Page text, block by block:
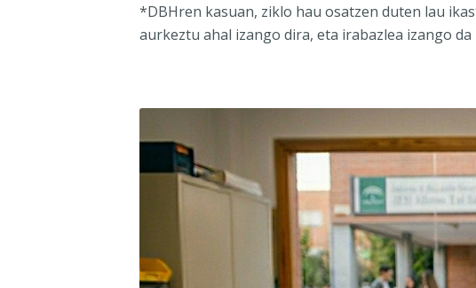
*DBHren kasuan, ziklo hau osatzen duten lau
aurkeztu ahal izango dira, eta irabazlea izango